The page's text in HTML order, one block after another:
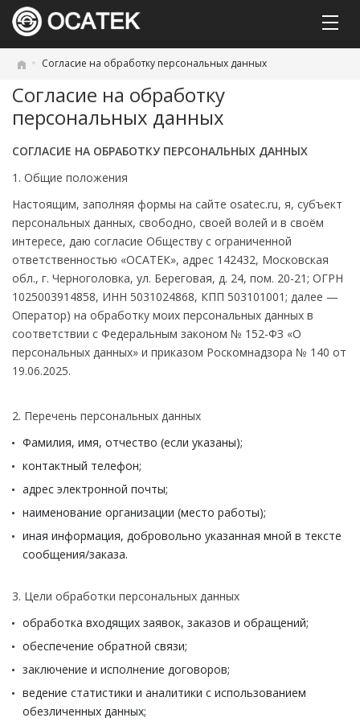
Согласие на обработку персональных данных
Согласие на обработку
персональных данных
СОГЛАСИЕ НА ОБРАБОТКУ ПЕРСОНАЛЬНЫХ ДАННЫХ
1. Общие положения
Настоящим, заполняя формы на сайте osatec.ru, я, субъект
персональных данных, свободно, своей волей и в своём
интересе, даю согласие Обществу с ограниченной
ответственностью «ОСАТЕК», адрес 142432, Московская
обл., г. Черноголовка, ул. Береговая, д. 24, пом. 20-21; ОГРН
1025003914858, ИНН 5031024868, КПП 503101001; далее —
Оператор) на обработку моих персональных данных в
соответствии с Федеральным законом № 152-ФЗ «О
персональных данных» и приказом Роскомнадзора № 140 от
19.06.2025.
2. Перечень персональных данных
Фамилия, имя, отчество (если указаны);
контактный телефон;
адрес электронной почты;
наименование организации (место работы);
иная информация, добровольно указанная мной в тексте
сообщения/заказа.
3. Цели обработки персональных данных
обработка входящих заявок, заказов и обращений;
обеспечение обратной связи;
заключение и исполнение договоров;
ведение статистики и аналитики с использованием
обезличенных данных;